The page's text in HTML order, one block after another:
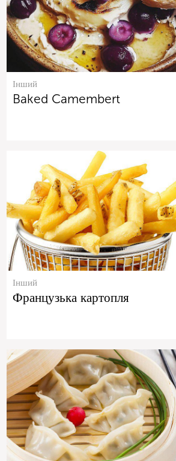
Інший
Baked Camembert
Інший
Французька картопля